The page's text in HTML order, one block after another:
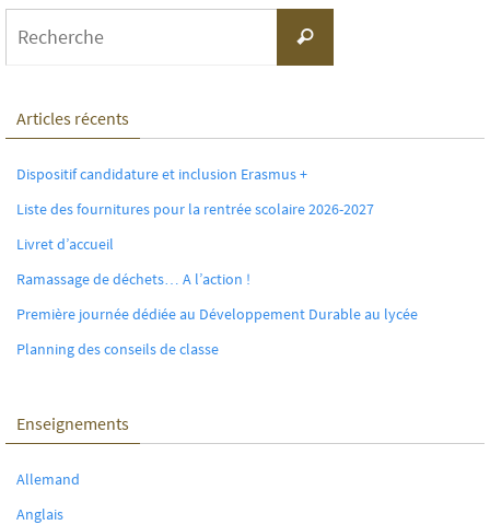
Recherche
Articles récents
Dispositif candidature et inclusion Erasmus +
Liste des fournitures pour la rentrée scolaire 2026-2027
Livret d’accueil
Ramassage de déchets… A l’action !
Première journée dédiée au Développement Durable au lycée
Planning des conseils de classe
Enseignements
Allemand
Anglais